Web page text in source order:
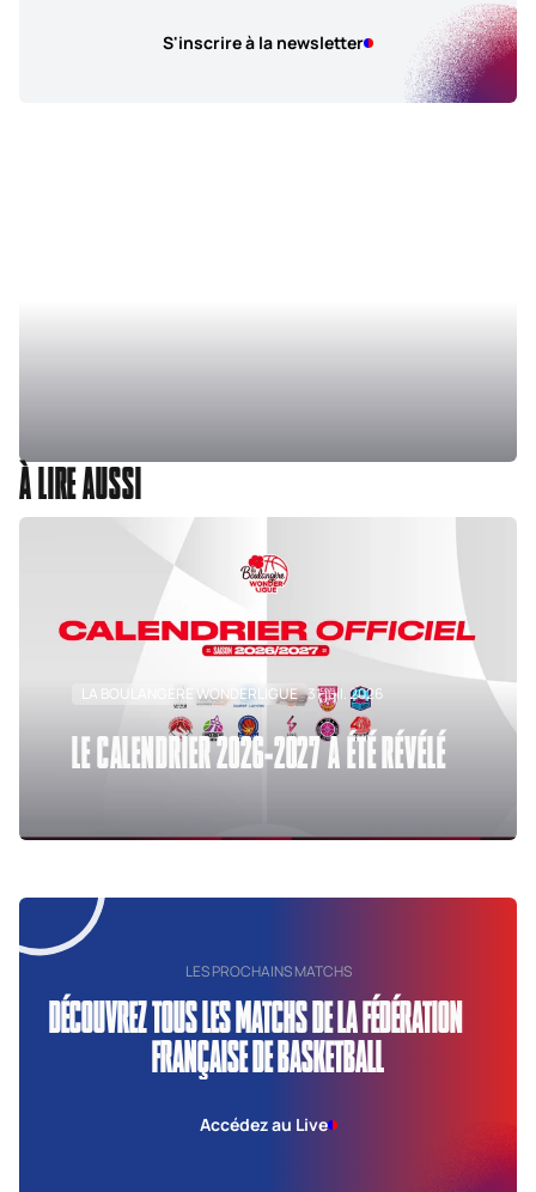
S'inscrire à la newsletter
À LIRE AUSSI
LA BOULANGÈRE WONDERLIGUE 31 juil. 2026
LE CALENDRIER 2026-2027 A ÉTÉ RÉVÉLÉ
LES PROCHAINS MATCHS
DÉCOUVREZ TOUS LES MATCHS DE LA FÉDÉRATION
FRANÇAISE DE BASKETBALL
Accédez au Live